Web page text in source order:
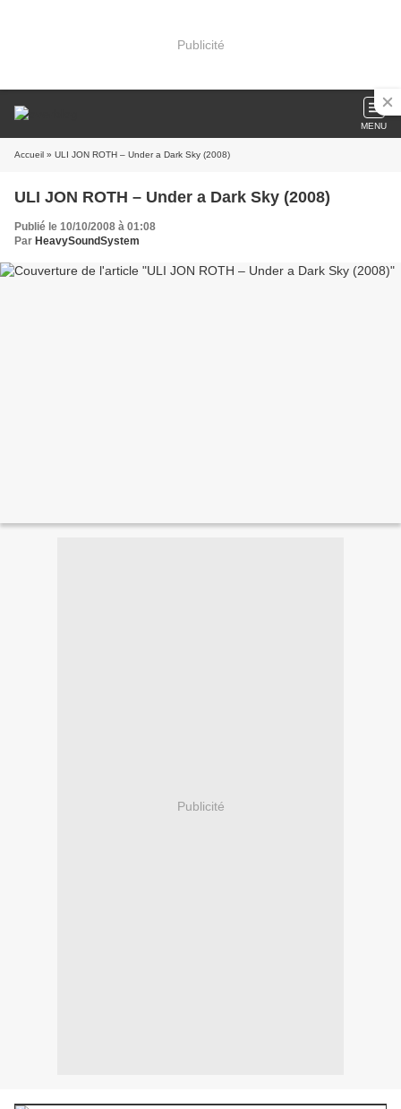
Publicité
MENU
Accueil » ULI JON ROTH – Under a Dark Sky (2008)
ULI JON ROTH – Under a Dark Sky (2008)
Publié le 10/10/2008 à 01:08
Par HeavySoundSystem
Publicité